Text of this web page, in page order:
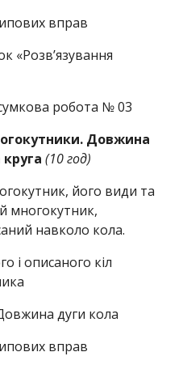
вправ
«Розв’язування
робота № 03
Довжина
(10 год)
його види та
многокутник,
навколо кола.
і описаного кіл
дуги кола
вправ